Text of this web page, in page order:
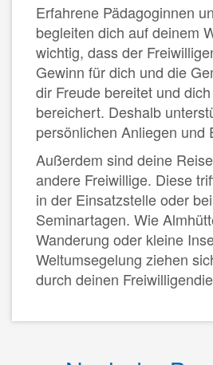
Erfahrene Pädagoginnen
begleiten dich auf deinem
wichtig, dass der
Gewinn für dich und die
dir Freude bereitet und
bereichert. Deshalb
persönlichen Anliegen und
Außerdem sind deine
andere Freiwillige. Diese
in der Einsatzstelle oder
Seminartagen. Wie
Wanderung oder kleine
Weltumsegelung ziehen
durch deinen